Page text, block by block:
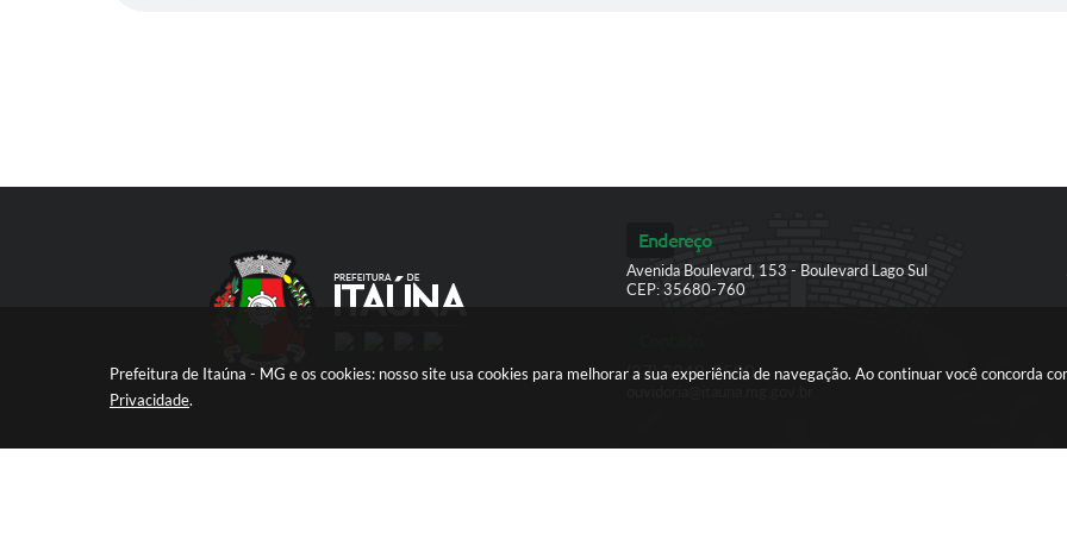
Prefeitura de Itaúna - MG e os cookies: nosso site usa cookies para melhorar a sua experiência de navegação. Ao continuar você concorda
Privacidade.
Endereço
Avenida Boulevard, 153 - Boulevard Lago Sul
CEP: 35680-760
(37) 3249-9500